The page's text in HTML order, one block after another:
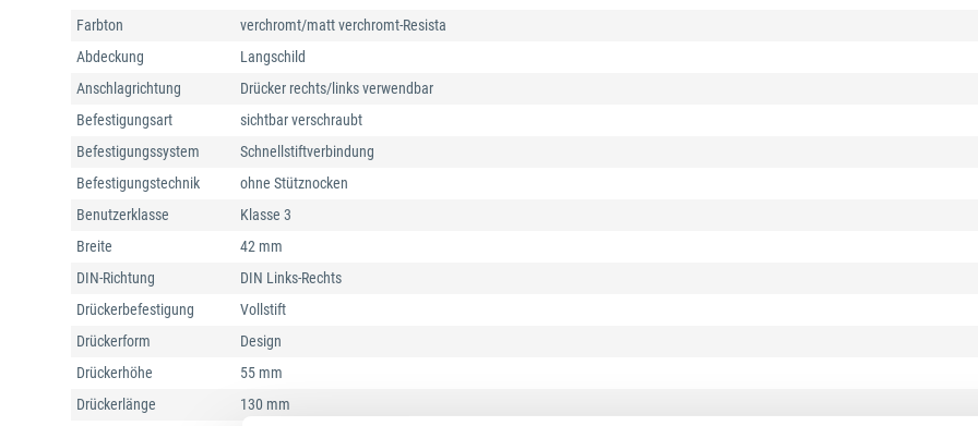
Farbton
verchromt/matt verchromt-Resista
Abdeckung
Langschild
Anschlagrichtung
Drücker rechts/links verwendbar
Befestigungsart
sichtbar verschraubt
Befestigungssystem
Schnellstiftverbindung
Befestigungstechnik
ohne Stütznocken
Benutzerklasse
Klasse 3
Breite
42 mm
DIN-Richtung
DIN Links-Rechts
Drückerbefestigung
Vollstift
Drückerform
Design
Drückerhöhe
55 mm
Drückerlänge
130 mm